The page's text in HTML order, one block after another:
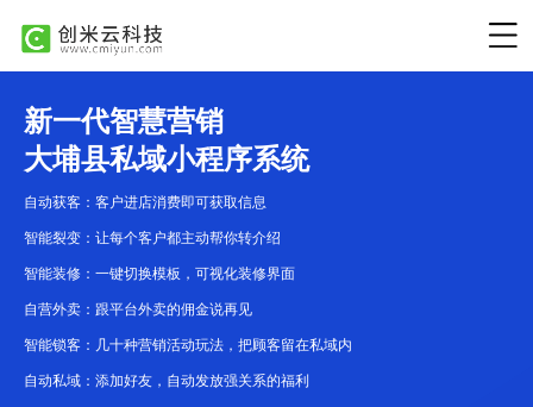
新一代智慧营销
大埔县私域小程序系统
自动获客：客户进店消费即可获取信息
智能裂变：让每个客户都主动帮你转介绍
智能装修：一键切换模板，可视化装修界面
自营外卖：跟平台外卖的佣金说再见
智能锁客：几十种营销活动玩法，把顾客留在私域内
自动私域：添加好友，自动发放强关系的福利